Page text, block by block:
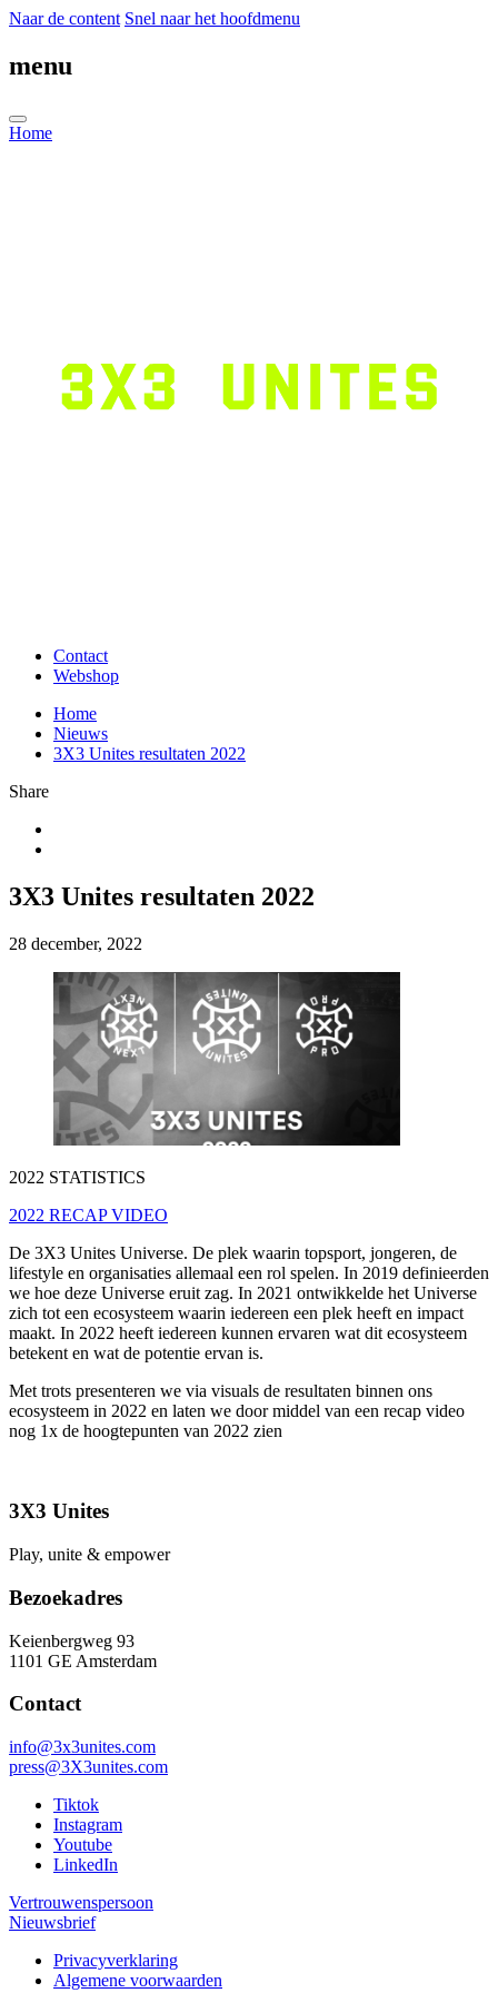
Naar de content Snel naar het hoofdmenu
menu
Home
Contact
Webshop
Home
Nieuws
3X3 Unites resultaten 2022
Share
3X3 Unites resultaten 2022
28 december, 2022
2022 STATISTICS
2022 RECAP VIDEO
De 3X3 Unites Universe. De plek waarin topsport, jongeren, de
lifestyle en organisaties allemaal een rol spelen. In 2019 definieerden
we hoe deze Universe eruit zag. In 2021 ontwikkelde het Universe
zich tot een ecosysteem waarin iedereen een plek heeft en impact
maakt. In 2022 heeft iedereen kunnen ervaren wat dit ecosysteem
betekent en wat de potentie ervan is.
Met trots presenteren we via visuals de resultaten binnen ons
ecosysteem in 2022 en laten we door middel van een recap video
nog 1x de hoogtepunten van 2022 zien
3X3 Unites
Play, unite & empower
Bezoekadres
Keienbergweg 93
1101 GE Amsterdam
Contact
info@3x3unites.com
press@3X3unites.com
Tiktok
Instagram
Youtube
LinkedIn
Vertrouwenspersoon
Nieuwsbrief
Privacyverklaring
Algemene voorwaarden